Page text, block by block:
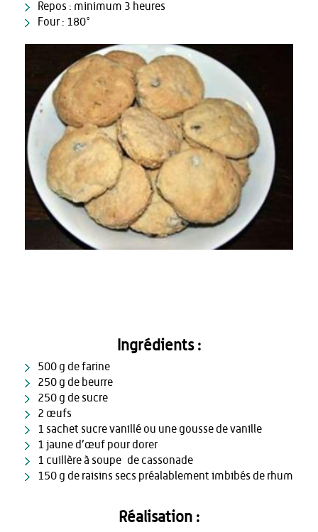
Repos : minimum 3 heures
Four : 180°
Ingrédients :
500 g de farine
250 g de beurre
250 g de sucre
2 œufs
1 sachet sucre vanillé ou une gousse de vanille
1 jaune d’œuf pour dorer
1 cuillère à soupe de cassonade
150 g de raisins secs préalablement imbibés de rhum
Réalisation :